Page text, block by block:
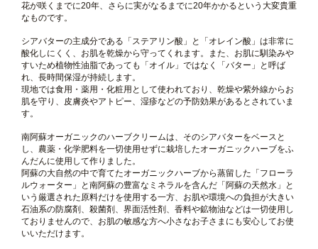
花が咲くまでに20年、さらに実がなるまでに20年かかるという大変貴重
なものです。
シアバターの主成分である「ステアリン酸」と「オレイン酸」は非常に
酸化しにくく、お肌を乾燥から守ってくれます。また、お肌に馴染みや
すいため植物性油脂であっても「オイル」ではなく「バター」と呼ば
れ、長時間保湿が持続します。
現地では食用・薬用・化粧用として使われており、乾燥や紫外線からお
肌を守り、皮膚炎やアトピー、湿疹などの予防効果があるとされていま
す。
南阿蘇オーガニックのハーブクリームは、そのシアバターをベースと
し、農薬・化学肥料を一切使用せずに栽培したオーガニックハーブをふ
んだんに使用して作りました。
阿蘇の大自然の中で育てたオーガニックハーブから蒸留した「フローラ
ルウォーター」と南阿蘇の豊富なミネラルを含んだ「阿蘇の天然水」と
いう厳選された原料だけを使用する一方、お肌や環境への負担が大きい
石油系の防腐剤、殺菌剤、界面活性剤、香料や鉱物油などは一切使用し
ておりませんので、お肌の敏感な方へ小さなお子さまにも安心してお使
いいただけます。